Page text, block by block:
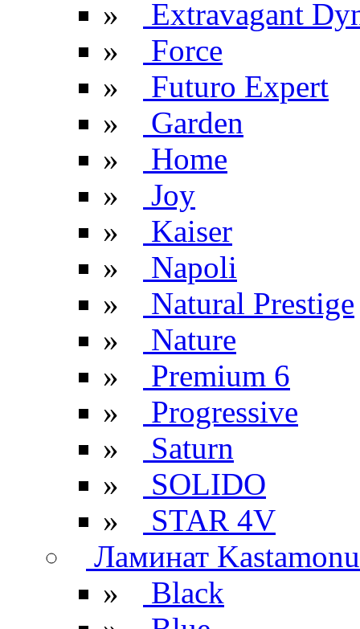
»
Extravagant
»
Force
»
Futuro Expert
»
Garden
»
Home
»
Joy
»
Kaiser
»
Napoli
»
Natural Prestige
»
Nature
»
Premium 6
»
Progressive
»
Saturn
»
SOLIDO
»
STAR 4V
Ламинат Kastamonu
»
Black